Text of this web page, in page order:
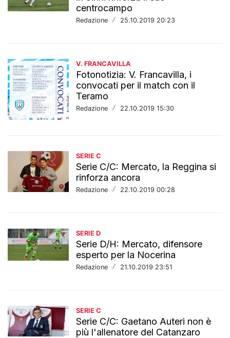
centrocampo
Redazione / 25.10.2019 20:23
V. FRANCAVILLA
Fotonotizia: V. Francavilla, i
convocati per il match con il
Teramo
Redazione / 22.10.2019 15:30
SERIE C
Serie C/C: Mercato, la Reggina si
rinforza ancora
Redazione / 22.10.2019 00:28
SERIE D
Serie D/H: Mercato, difensore
esperto per la Nocerina
Redazione / 21.10.2019 23:51
SERIE C
Serie C/C: Gaetano Auteri non è
più l'allenatore del Catanzaro